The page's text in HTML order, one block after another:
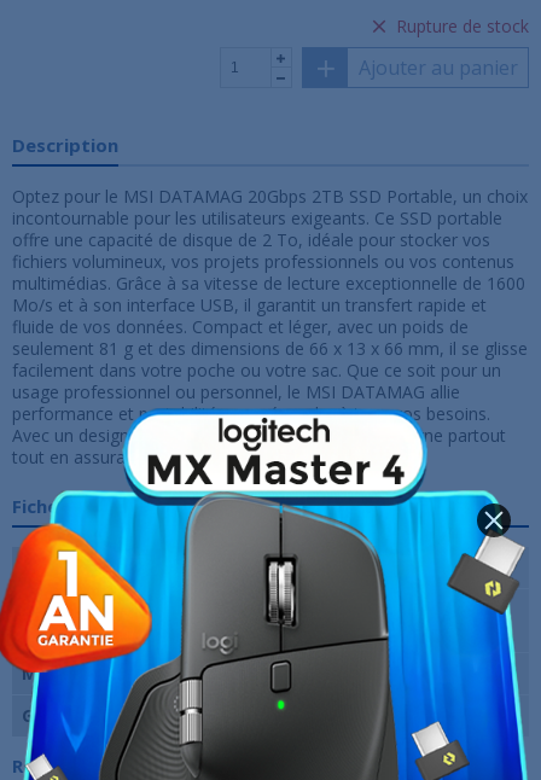
Rupture de stock
Ajouter au panier
Description
Optez pour le MSI DATAMAG 20Gbps 2TB SSD Portable, un choix
incontournable pour les utilisateurs exigeants. Ce SSD portable
offre une capacité de disque de 2 To, idéale pour stocker vos
fichiers volumineux, vos projets professionnels ou vos contenus
multimédias. Grâce à sa vitesse de lecture exceptionnelle de 1600
Mo/s et à son interface USB, il garantit un transfert rapide et
fluide de vos données. Compact et léger, avec un poids de
seulement 81 g et des dimensions de 66 x 13 x 66 mm, il se glisse
facilement dans votre poche ou votre sac. Que ce soit pour un
usage professionnel ou personnel, le MSI DATAMAG allie
performance et portabilité pour répondre à tous vos besoins.
Avec un design robuste et élégant, il vous accompagne partout
tout en assurant la sécurité de vos fichiers.
Fiche technique
Capacité de disque
2 To
Dimensions (L x H x
P)
66x13x66 mm
Marque
Garantie
12 Mois
Références spécifiques